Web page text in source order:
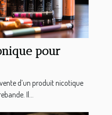
pour
d’un produit nicotique
Il...